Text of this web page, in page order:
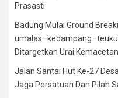
Prasasti
Badung Mulai Ground
umalas–kedampang–teuku
Ditargetkan Urai
Jalan Santai Hut Ke-27
Jaga Persatuan Dan Pilah